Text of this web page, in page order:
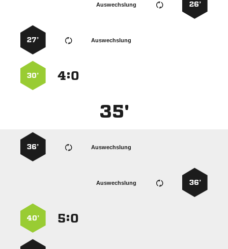
26’
Auswechslung
Auswechslung
27’
:
30’
35'
Auswechslung
36’
36’
Auswechslung
:
40’